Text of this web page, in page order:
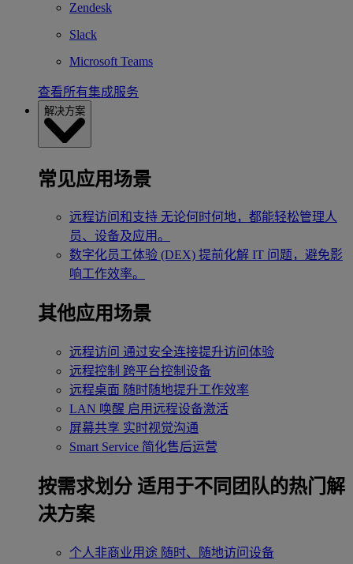
Zendesk
Slack
Microsoft Teams
查看所有集成服务
解决方案
常见应用场景
远程访问和支持 无论何时何地，都能轻松管理人
员、设备及应用。
数字化员工体验 (DEX) 提前化解 IT 问题，避免影
响工作效率。
其他应用场景
远程访问 通过安全连接提升访问体验
远程控制 跨平台控制设备
远程桌面 随时随地提升工作效率
LAN 唤醒 启用远程设备激活
屏幕共享 实时视觉沟通
Smart Service 简化售后运营
按需求划分 适用于不同团队的热门解
决方案
个人非商业用途 随时、随地访问设备